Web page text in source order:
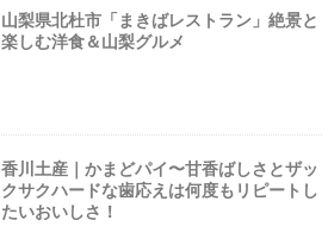
山梨県北杜市「まきばレストラン」絶景と
楽しむ洋食＆山梨グルメ
香川土産｜かまどパイ〜甘香ばしさとザッ
クサクハードな歯応えは何度もリピートし
たいおいしさ！